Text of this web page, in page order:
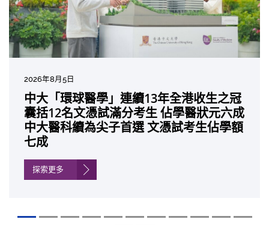
2026年8月5日
中大「環球醫學」連續13年全港收生之冠
囊括12名文憑試滿分考生 佔學醫狀元六成
中大醫科續為尖子首選 文憑試考生佔學額
七成
探索更多
2026年7月10日
中大研發「AI-OCT」系統助測糖尿黃斑水
腫 假陽性轉介個案銳減六成 縮短患者輪
候診症時間
2026年7月10日
中大黃秀娟教授獲頒中國工程界最高榮譽
「光華工程科技獎」 成為今屆醫藥衞生領
域唯一香港學者
2026年7月7日
中大新設「香港中文大學鳳凰獎學金」嘉
許公開試狀元 鼓勵學醫狀元走出課堂放眼
世界 裝備21世紀妙手仁醫
2026年6月29日
中大全新一站式PGT-Plus方案 精準辨識
傳統檢測中複雜基因異常「盲點」 降低人
工受孕流產及異常妊娠風險
2026年6月22日
中大發現青光眼治療新靶點 小鼠實驗證實
可恢復七成視力 有助開創嶄新神經保護療
法
2026年6月17日
中大成功拆解肝癌免疫治療耐藥性機制 揭
一種免疫細胞具「除廢餵食」新功能助癌
細胞耐藥性
2026年6月10日
中大與多名全球專家共同牽頭跨國肺癌研
究 逾半晚期ALK陽性肺癌病人七年無惡化
因特定基因異常而引起的肺癌有望變成
「慢性病」 患者可與病共存
探索更多
2026年6月5日
中大教授陳重娥獲頒「清野裕傑出領袖
獎」 成為本港首名學者榮膺亞洲糖尿病教
研最高榮譽
2026年6月2日
中大匯聚逾200位區域專家 探討私人醫療
保險如何推動全民健康覆蓋
探索更多
2026年5月19日
中大張源津醫生成首位亞洲研究員 榮獲國
際泌尿科權威獎項John K. Lattimer 講座
獎
2026年5月14日
中大取得「從實驗室到臨床應用」研究突
破 初步證實GLP-1藥物可改善嚴重中風康
復情況